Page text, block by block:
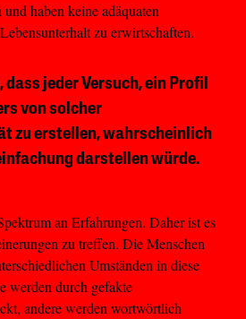
haben keine adäquaten
zu erwirtschaften.
jeder Versuch, ein Profil
von solcher
zu erstellen, wahrscheinlich
darstellen würde.
an Erfahrungen. Daher ist es
zu treffen. Die Menschen
Umständen in diese
werden durch gefakte
andere werden wortwörtlich